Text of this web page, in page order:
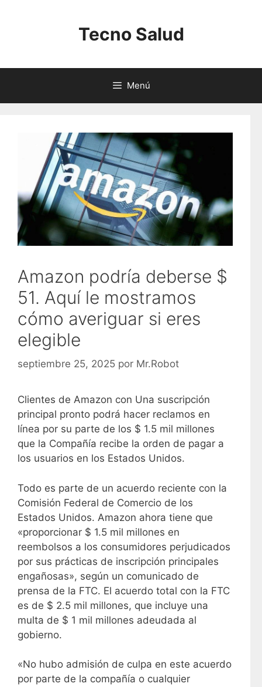
Tecno Salud
Menú
Amazon podría deberse $
51. Aquí le mostramos
cómo averiguar si eres
elegible
septiembre 25, 2025 por Mr.Robot
Clientes de Amazon con Una suscripción
principal pronto podrá hacer reclamos en
línea por su parte de los $ 1.5 mil millones
que la Compañía recibe la orden de pagar a
los usuarios en los Estados Unidos.
Todo es parte de un acuerdo reciente con la
Comisión Federal de Comercio de los
Estados Unidos. Amazon ahora tiene que
«proporcionar $ 1.5 mil millones en
reembolsos a los consumidores perjudicados
por sus prácticas de inscripción principales
engañosas», según un comunicado de
prensa de la FTC. El acuerdo total con la FTC
es de $ 2.5 mil millones, que incluye una
multa de $ 1 mil millones adeudada al
gobierno.
«No hubo admisión de culpa en este acuerdo
por parte de la compañía o cualquier